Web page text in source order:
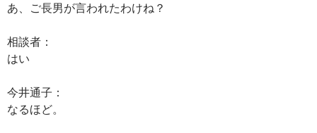
あ、ご長男が言われたわけね？
相談者：
はい
今井通子：
なるほど。